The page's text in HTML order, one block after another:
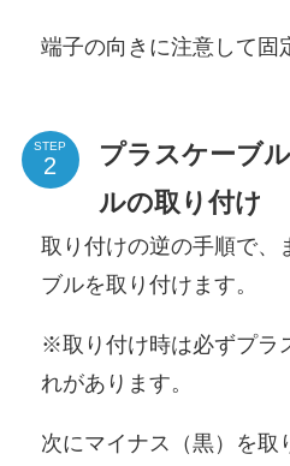
端子の向きに注意して固
STEP
プラスケーブ
ルの取り付け
取り付けの逆の手順で、
ブルを取り付けます。
※取り付け時は必ずプラ
れがあります。
次にマイナス（黒）を取